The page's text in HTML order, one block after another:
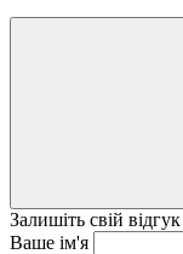
Залишіть свій відгук
Ваше ім'я